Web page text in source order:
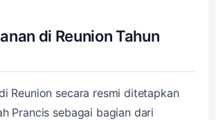
di Reunion Tahun
Reunion secara resmi ditetapkan
Prancis sebagai bagian dari